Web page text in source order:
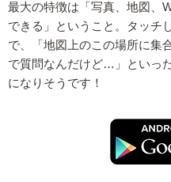
最大の特徴は「写真、地図、
できる」ということ。タッチ
で、「地図上のこの場所に集
で質問なんだけど…」といっ
になりそうです！